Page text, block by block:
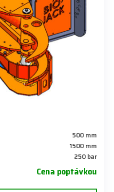
500 mm
1500 mm
250 bar
Cena poptávkou